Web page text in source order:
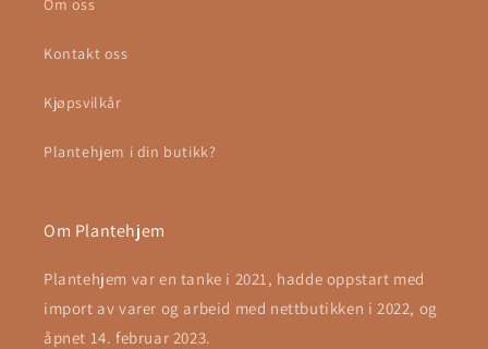
Om oss
Kontakt oss
Kjøpsvilkår
Plantehjem i din butikk?
Om Plantehjem
Plantehjem var en tanke i 2021, hadde oppstart med
import av varer og arbeid med nettbutikken i 2022, og
åpnet 14. februar 2023.